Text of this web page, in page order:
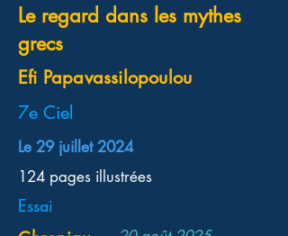
Le regard dans les mythes
grecs
Efi Papavassilopoulou
7e Ciel
Le 29 juillet 2024
124 pages illustrées
Essai